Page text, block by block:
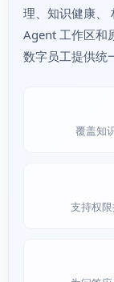
理、知识健康、
Agent 工作区和
数字员工提供统
覆盖知
支持权